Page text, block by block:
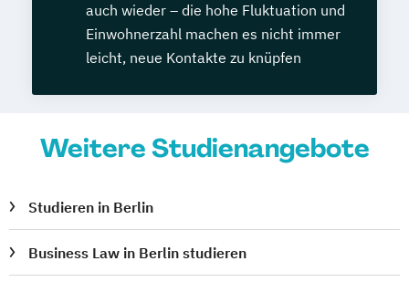
auch wieder – die hohe Fluktuation und
Einwohnerzahl machen es nicht immer
leicht, neue Kontakte zu knüpfen
Weitere Studienangebote
Studieren in Berlin
Business Law in Berlin studieren